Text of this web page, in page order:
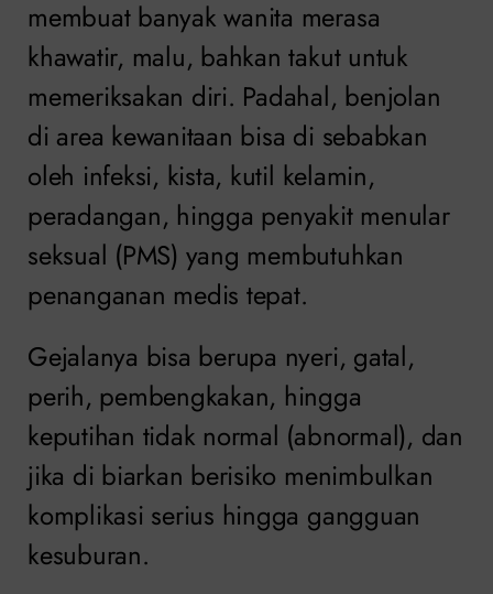
membuat banyak wanita merasa
khawatir, malu, bahkan takut untuk
memeriksakan diri. Padahal, benjolan
di area kewanitaan bisa di sebabkan
oleh infeksi, kista, kutil kelamin,
peradangan, hingga penyakit menular
seksual (PMS) yang membutuhkan
penanganan medis tepat.
Gejalanya bisa berupa nyeri, gatal,
perih, pembengkakan, hingga
keputihan tidak normal (abnormal), dan
jika di biarkan berisiko menimbulkan
komplikasi serius hingga gangguan
kesuburan.